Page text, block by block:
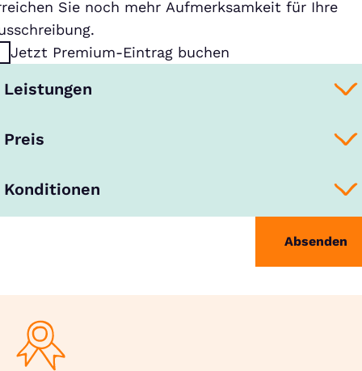
Sie noch mehr Aufmerksamkeit für Ihre
Jetzt Premium-Eintrag buchen
Leistungen
Preis
Konditionen
Absenden